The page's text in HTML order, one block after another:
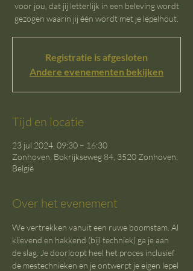
voor jou, dat jij letterlijk in een beleving wordt
gezogen waarin jij één wordt met je lepelhout.
Registratie is afgesloten
Andere evenementen bekijken
Tijd en locatie
23 jul 2024, 09:30 – 16:30
Zonhoven, Bokrijkseweg 84, 3520 Zonhoven,
België
Over het evenement
We vertrekken vanuit een ruwe boomstam. Al
klievend en hakkend (bijl techniek) ga je aan
de slag. Je doorloopt heel het proces inclusief
de mestechnieken en je ontwerpt je eigen lepel